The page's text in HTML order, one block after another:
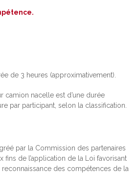
de 3 heures (approximativement).
camion nacelle est d’une durée
par participant, selon la classification.
par la Commission des partenaires
fins de l’application de la Loi favorisant
des compétences de la